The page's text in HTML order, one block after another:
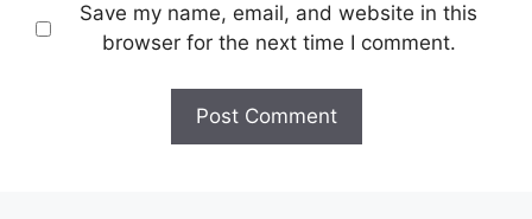
Save my name, email, and website in this
browser for the next time I comment.